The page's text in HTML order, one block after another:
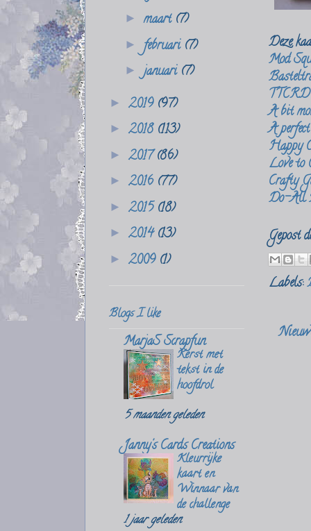
Deze
Mod
TTCRD
A bit
A
Happy
Love to
Crafty
Do-All
Gepost
Labels:
► maart (7)
► februari (7)
► januari (7)
► 2019 (97)
► 2018 (113)
► 2017(86)
► 2016 (77)
► 2015 (18)
► 2014(13)
► 2009 (1)
Blogs I like
MarjaS Scrapfun
Kerst met
tekst in de
hoofdrol
5 maanden geleden
Janny's Cards Creations
Kleurrijke
kaart en
Winnaar van
de challenge
1 jaar geleden